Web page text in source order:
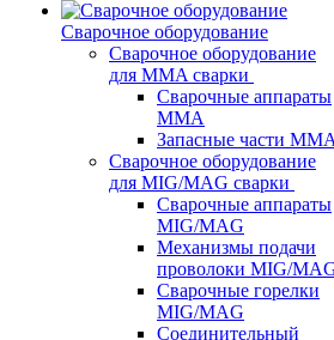
Сварочное оборудование
Сварочное оборудование
для MMA сварки
Сварочные аппараты
MMA
Запасные части MMA
Сварочное оборудование
для MIG/MAG сварки
Сварочные аппараты
MIG/MAG
Механизмы подачи
проволоки MIG/
Сварочные горелки
MIG/MAG
Соединительный